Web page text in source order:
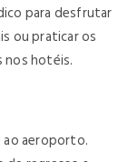
para desfrutar
ou praticar os
hotéis.
ao aeroporto.